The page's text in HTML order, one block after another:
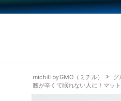
michill byGMO（ミチル）
グ
腰が辛くて眠れない人に！マッ